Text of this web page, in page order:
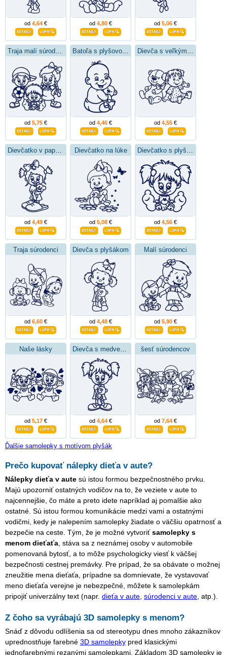
od 4,64 € od 4,80 € od 5,06 €
od 5,75 € od 4,46 € od 4,55 €
od 4,49 €
Dievčatko na lúke
od 5,08 € od 4,56 €
Traja súrodenci
od 6,60 €
Dievča s plyšákom
od 4,48 €
Malí súrodenci
od 5,90 €
Naše lásky
od 5,17 € od 4,64 €
šesť súrodencov
od 7,64 €
Ďalšie samolepky s motívom plyšák
Prečo kupovať nálepky dieťa v aute?
Nálepky dieťa v aute sú istou formou bezpečnostného prvku.
Majú upozorniť ostatných vodičov na to, že veziete v aute to
najcennejšie, čo máte a preto idete napríklad aj pomalšie ako
ostatné. Sú istou formou komunikácie medzi vami a ostatnými
vodičmi, kedy je nalepením samolepky žiadate o väčšiu opatrnosť a
bezpečie na ceste. Tým, že je možné vytvoriťsamolepky s
menom dieťaťa , stáva sa z neznámej osoby v automobile
pomenovaná bytosť, a to môže psychologicky viesť k väčšej
bezpečnosti cestnej premávky. Pre prípad, že sa obávate o možnej
zneužitie mena dieťaťa, prípadne sa domnievate, že vystavovať
meno dieťaťa verejne je nebezpečné, môžete k samolepkám
pripojiť univerzálny text (napr. dieťa v aute súrodenci v aute , atp.).
Z čoho sa vyrábajú 3D samolepky s menom?
Snáď z dôvodu odlíšenia sa od stereotypu dnes mnoho zákazníkov
uprednostňuje farebné 3D samolepky pred klasickými
jednofarebnými rezanými samolepkami. Základom 3D samolepky je